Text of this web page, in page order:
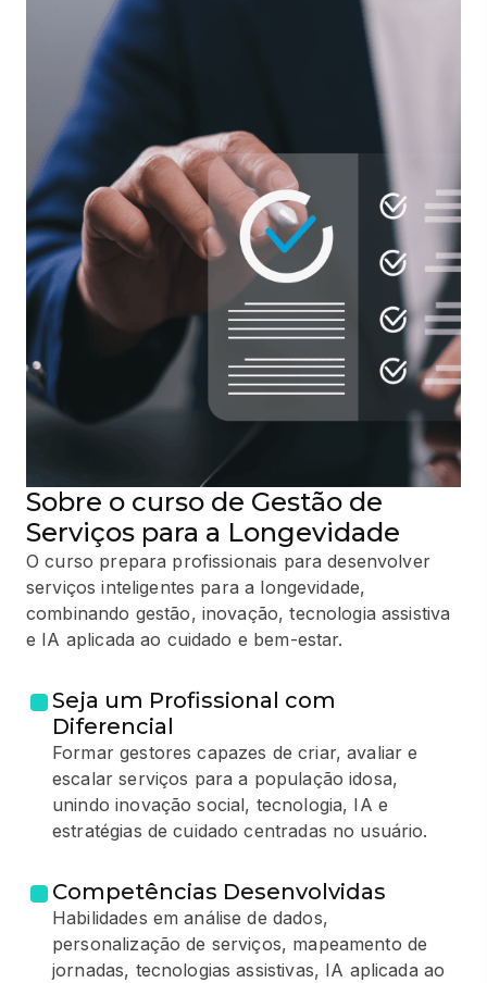
Sobre o curso de Gestão de
Serviços para a Longevidade
O curso prepara profissionais para desenvolver
serviços inteligentes para a longevidade,
combinando gestão, inovação, tecnologia assistiva
e IA aplicada ao cuidado e bem-estar.
Seja um Profissional com
Diferencial
Formar gestores capazes de criar, avaliar e
escalar serviços para a população idosa,
unindo inovação social, tecnologia, IA e
estratégias de cuidado centradas no usuário.
Competências Desenvolvidas
Habilidades em análise de dados,
personalização de serviços, mapeamento de
jornadas, tecnologias assistivas, IA aplicada ao